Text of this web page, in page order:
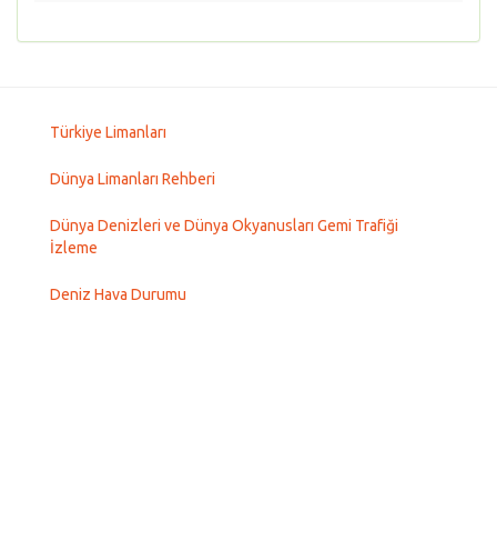
Türkiye Limanları
Dünya Limanları Rehberi
Dünya Denizleri ve Dünya Okyanusları Gemi Trafiği
İzleme
Deniz Hava Durumu